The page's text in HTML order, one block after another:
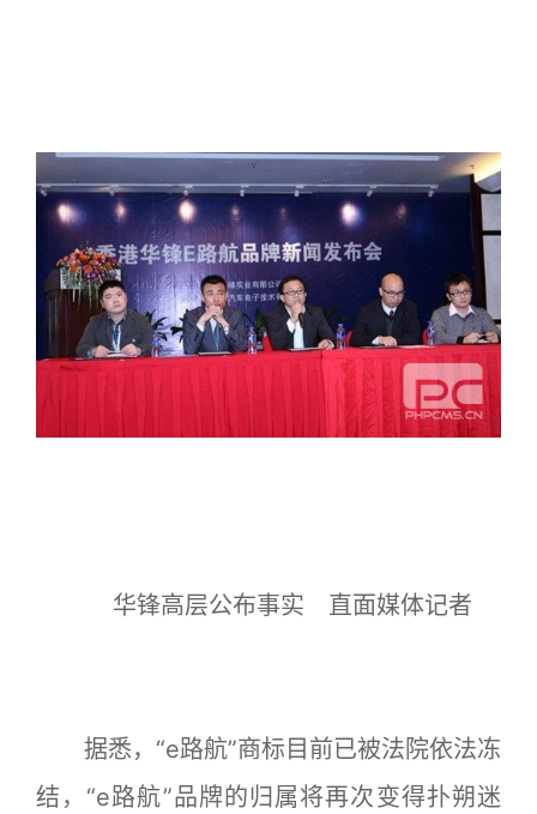
华锋高层公布事实 直面媒体记者
据悉，“e路航”商标目前已被法院依法冻
结，“e路航”品牌的归属将再次变得扑朔迷